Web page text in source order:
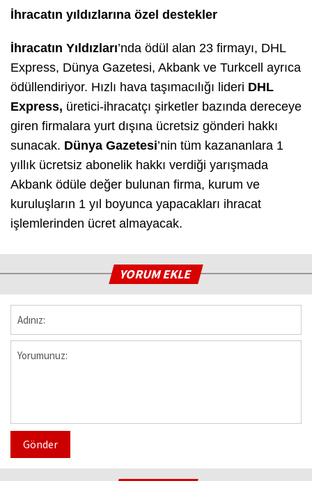
İhracatın yıldızlarına özel destekler
İhracatın Yıldızları’nda ödül alan 23 firmayı, DHL
Express, Dünya Gazetesi, Akbank ve Turkcell ayrıca
ödüllendiriyor. Hızlı hava taşımacılığı lideri DHL
Express, üretici-ihracatçı şirketler bazında dereceye
giren firmalara yurt dışına ücretsiz gönderi hakkı
sunacak. Dünya Gazetesi’nin tüm kazananlara 1
yıllık ücretsiz abonelik hakkı verdiği yarışmada
Akbank ödüle değer bulunan firma, kurum ve
kuruluşların 1 yıl boyunca yapacakları ihracat
işlemlerinden ücret almayacak.
YORUM EKLE
Gönder